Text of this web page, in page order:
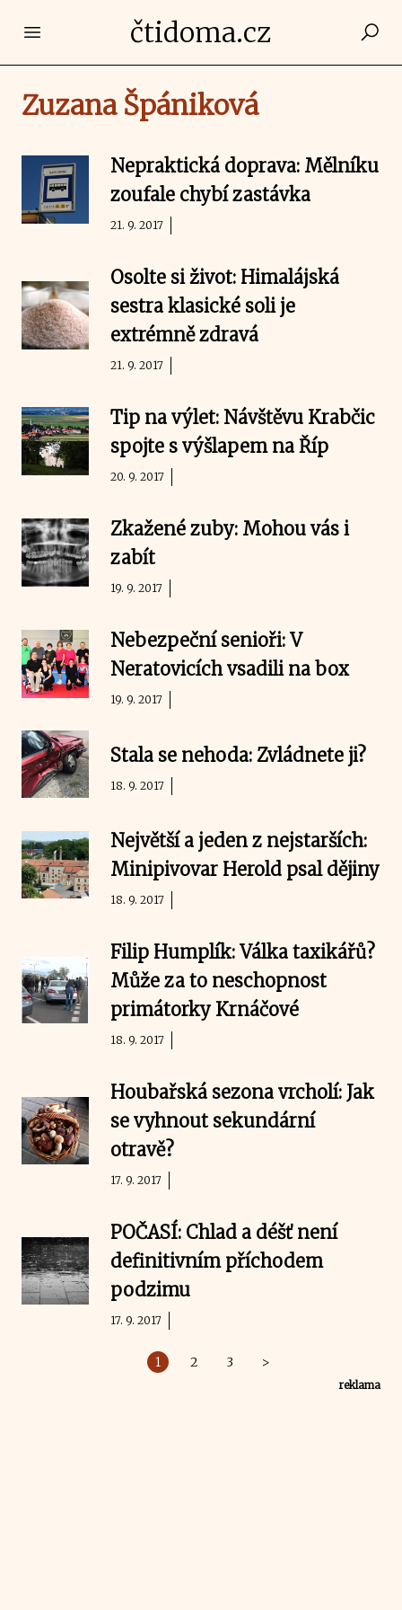
Open main menučtidoma.cz
Zuzana Špániková
Nepraktická doprava: Mělníku
zoufale chybí zastávka
21. 9. 2017
Osolte si život: Himalájská
sestra klasické soli je
extrémně zdravá
21. 9. 2017
Tip na výlet: Návštěvu Krabčic
spojte s výšlapem na Říp
20. 9. 2017
Zkažené zuby: Mohou vás i
zabít
19. 9. 2017
Nebezpeční senioři: V
Neratovicích vsadili na box
19. 9. 2017
Stala se nehoda: Zvládnete ji?
18. 9. 2017
Největší a jeden z nejstarších:
Minipivovar Herold psal dějiny
18. 9. 2017
Filip Humplík: Válka taxikářů?
Může za to neschopnost
primátorky Krnáčové
18. 9. 2017
Houbařská sezona vrcholí: Jak
se vyhnout sekundární
otravě?
17. 9. 2017
POČASÍ: Chlad a déšť není
definitivním příchodem
podzimu
17. 9. 2017
1 2 3 >
reklama